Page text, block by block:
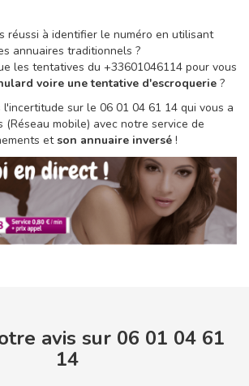
réussi à identifier le numéro en utilisant
annuaires traditionnels ?
les tentatives du +33601046114 pour vous
voire une tentative d'escroquerie ?
sur le 06 01 04 61 14 qui vous a
(Réseau mobile) avec notre service de
et son annuaire inversé !
avis sur 06 01 04 61
14